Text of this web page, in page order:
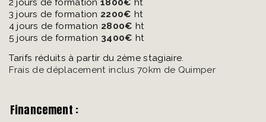
3 jours de formation 2200€ ht
4 jours de formation 2800€ ht
5 jours de formation 3400€ ht
Tarifs réduits à partir du 2ème stagiaire.
Frais de déplacement inclus 70km de Quimper
Financement :